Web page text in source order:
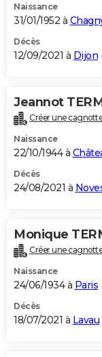
Naissance
31/01/1952 à
Décès
12/09/2021 à Dijon
Jeannot
Créer une
Naissance
22/10/1944 à
Décès
24/08/2021 à
Monique
Créer une
Naissance
24/06/1934 à Paris
Décès
18/07/2021 à Lavau